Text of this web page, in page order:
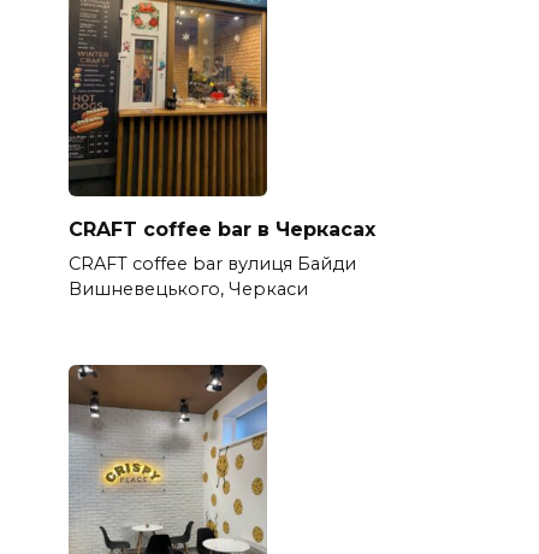
CRAFT coffee bar в Черкасах
CRAFT coffee bar вулиця Байди
Вишневецького, Черкаси